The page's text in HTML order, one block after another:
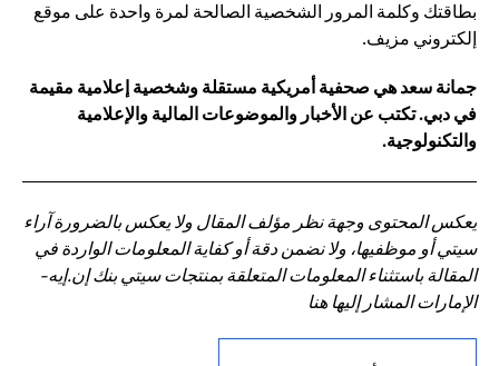
بطاقتك وكلمة المرور الشخصية الصالحة لمرة واحدة على موقع
إلكتروني مزيف.
جمانة سعد هي صحفية أمريكية مستقلة وشخصية إعلامية مقيمة
في دبي. تكتب عن الأخبار والموضوعات المالية والإعلامية
والتكنولوجية.
يعكس المحتوى وجهة نظر مؤلف المقال ولا يعكس بالضرورة آراء
سيتي أو موظفيها، ولا نضمن دقة أو كفاية المعلومات الواردة في
المقالة باستثناء المعلومات المتعلقة بمنتجات سيتي بنك إن.إيه-
الإمارات المشار إليها هنا